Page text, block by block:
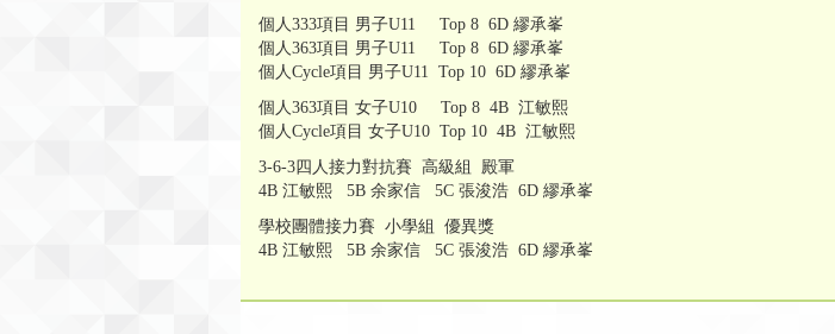
個人333項目 男子U11 Top 8 6D 繆承峯
個人363項目 男子U11 Top 8 6D 繆承峯
個人Cycle項目 男子U11 Top 10 6D 繆承峯
個人363項目 女子U10 Top 8 4B 江敏熙
個人Cycle項目 女子U10 Top 10 4B 江敏熙
3-6-3四人接力對抗賽 高級組 殿軍
4B 江敏熙 5B 余家信 5C 張浚浩 6D 繆承峯
學校團體接力賽 小學組 優異獎
4B 江敏熙 5B 余家信 5C 張浚浩 6D 繆承峯